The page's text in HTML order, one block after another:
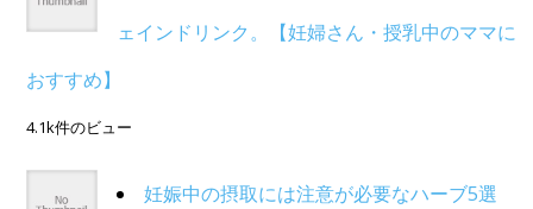
ェインドリンク。【妊婦さん・授乳中のママに
おすすめ】
4.1k件のビュー
妊娠中の摂取には注意が必要なハーブ5選